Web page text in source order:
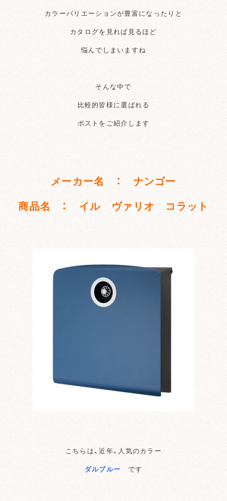
カラーバリエーションが豊富になったりと
カタログを見れば見るほど
悩んでしまいますね
そんな中で
比較的皆様に選ばれる
ポストをご紹介します
メーカー名 ： ナンゴー
商品名 ： イル ヴァリオ コラット
こちらは、近年、人気のカラー
ダルブルー です